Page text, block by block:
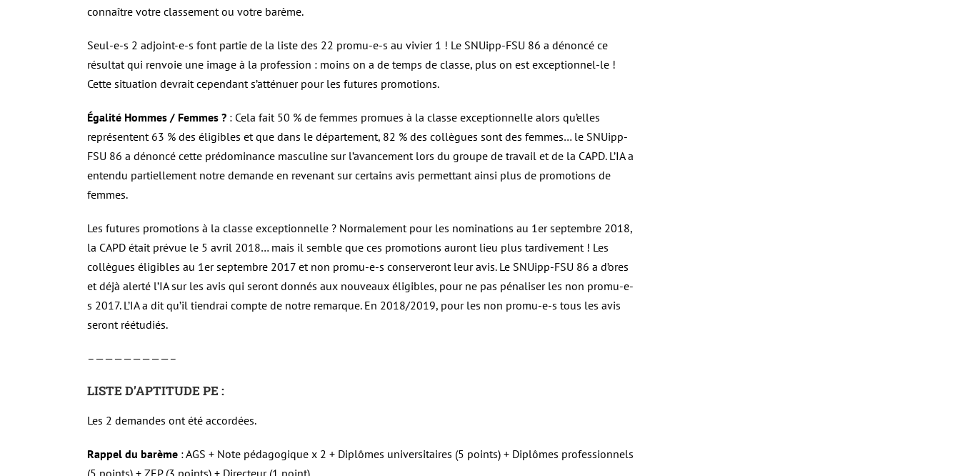
connaître votre classement ou votre barème.
Seul-e-s 2 adjoint-e-s font partie de la liste des 22 promu-e-s au vivier 1 ! Le SNUipp-FSU 86 a dénoncé ce
résultat qui renvoie une image à la profession : moins on a de temps de classe, plus on est exceptionnel-le !
Cette situation devrait cependant s’atténuer pour les futures promotions.
Égalité Hommes / Femmes ? : Cela fait 50 % de femmes promues à la classe exceptionnelle alors qu’elles
représentent 63 % des éligibles et que dans le département, 82 % des collègues sont des femmes… le SNUipp-
FSU 86 a dénoncé cette prédominance masculine sur l’avancement lors du groupe de travail et de la CAPD. L’IA a
entendu partiellement notre demande en revenant sur certains avis permettant ainsi plus de promotions de
femmes.
Les futures promotions à la classe exceptionnelle ? Normalement pour les nominations au 1er septembre 2018,
la CAPD était prévue le 5 avril 2018… mais il semble que ces promotions auront lieu plus tardivement ! Les
collègues éligibles au 1er septembre 2017 et non promu-e-s conserveront leur avis. Le SNUipp-FSU 86 a d’ores
et déjà alerté l’IA sur les avis qui seront donnés aux nouveaux éligibles, pour ne pas pénaliser les non promu-e-
s 2017. L’IA a dit qu’il tiendrai compte de notre remarque. En 2018/2019, pour les non promu-e-s tous les avis
seront réétudiés.
–————————–
LISTE D’APTITUDE PE :
Les 2 demandes ont été accordées.
Rappel du barème : AGS + Note pédagogique x 2 + Diplômes universitaires (5 points) + Diplômes professionnels
(5 points) + ZEP (3 points) + Directeur (1 point)